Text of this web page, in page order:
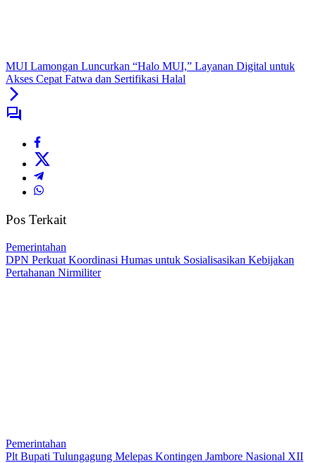
MUI Lamongan Luncurkan “Halo MUI,” Layanan Digital untuk
Akses Cepat Fatwa dan Sertifikasi Halal
Pos Terkait
Pemerintahan
DPN Perkuat Koordinasi Humas untuk Sosialisasikan Kebijakan
Pertahanan Nirmiliter
Pemerintahan
Plt Bupati Tulungagung Melepas Kontingen Jambore Nasional XII